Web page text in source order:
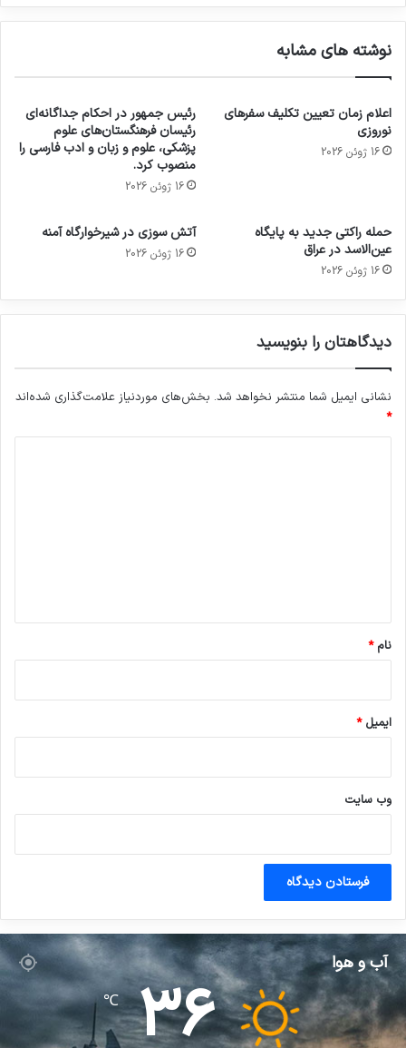
نوشته های مشابه
اعلام زمان تعیین تکلیف سفرهای
نوروزی
16 ژوئن 2026
رئیس جمهور در احکام جداگانه‌ای
رئیسان فرهنگستان‌های علوم
پزشکی، علوم و زبان و ادب فارسی را
منصوب کرد.
16 ژوئن 2026
حمله راکتی جدید به پایگاه
عین‌الاسد در عراق
16 ژوئن 2026
آتش سوزی در شیرخوارگاه آمنه
16 ژوئن 2026
دیدگاهتان را بنویسید
نشانی ایمیل شما منتشر نخواهد شد. بخش‌های موردنیاز علامت‌گذاری شده‌اند
*
نام*
ایمیل*
وب‌ سایت
آب و هوا
36
℃